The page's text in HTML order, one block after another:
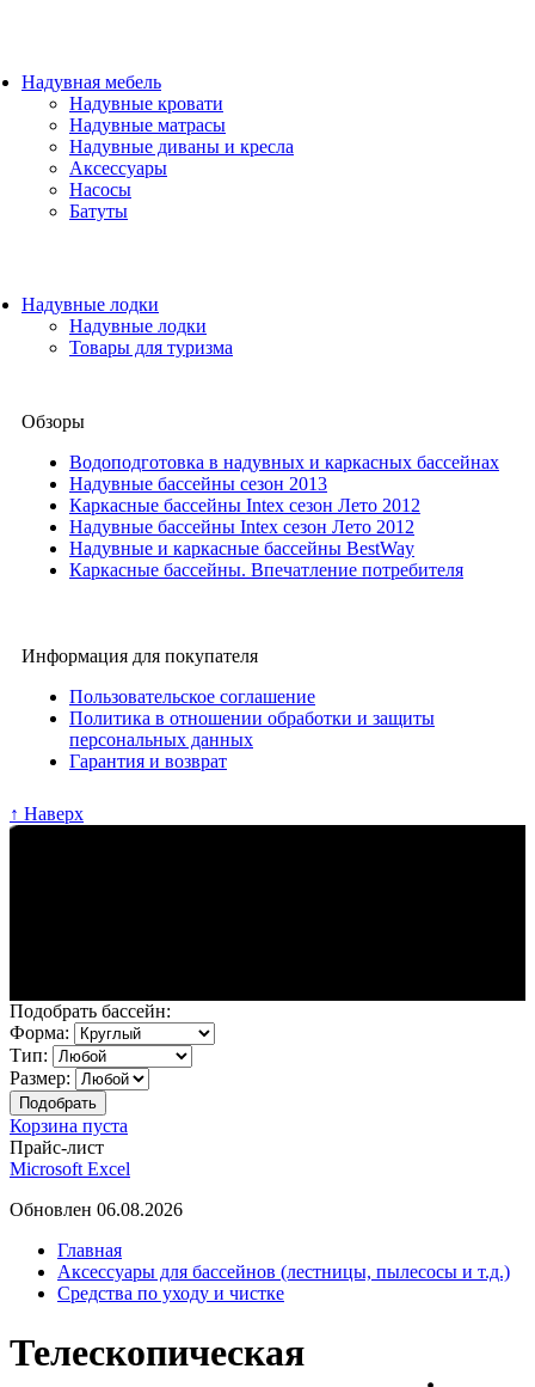
Надувная мебель
Надувные кровати
Надувные матрасы
Надувные диваны и кресла
Аксессуары
Насосы
Батуты
Надувные лодки
Надувные лодки
Товары для туризма
Обзоры
Водоподготовка в надувных и каркасных бассейнах
Надувные бассейны сезон 2013
Каркасные бассейны Intex сезон Лето 2012
Надувные бассейны Intex сезон Лето 2012
Надувные и каркасные бассейны BestWay
Каркасные бассейны. Впечатление потребителя
Информация для покупателя
Пользовательское соглашение
Политика в отношении обработки и защиты
персональных данных
Гарантия и возврат
↑ Наверх
Подобрать бассейн:
Форма:
Тип:
Размер:
Корзина пуста
Прайс-лист
Microsoft Excel
Обновлен 06.08.2026
Главная
Аксессуары для бассейнов (лестницы, пылесосы и т.д.)
Средства по уходу и чистке
Телескопическая